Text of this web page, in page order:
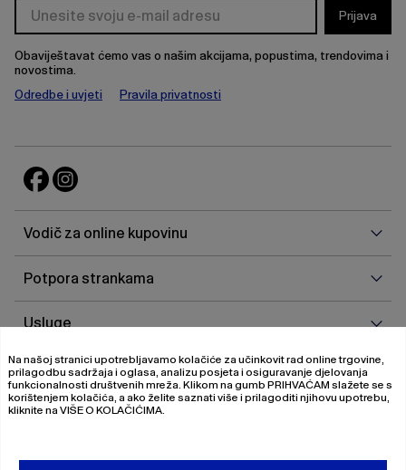
Prijava
Obaviještavat ćemo vas o našim akcijama, popustima, trendovima i
novostima.
Odredbe i uvjeti
Pravila privatnosti
Vodič za online kupovinu
Potpora strankama
Usluge
O
O nama
© 2026 Magistrat International Pravila o privatnosti
Na našoj stranici upotrebljavamo kolačiće za učinkovit rad online trgovine,
prilagodbu sadržaja i oglasa, analizu posjeta i osiguravanje djelovanja
funkcionalnosti društvenih mreža. Klikom na gumb PRIHVAĆAM slažete se s
korištenjem kolačića, a ako želite saznati više i prilagoditi njihovu upotrebu,
kliknite na VIŠE O KOLAČIĆIMA.